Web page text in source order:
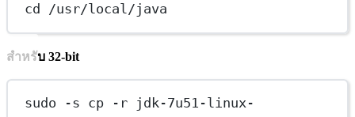
cd /usr/local/java
สำหรับ 32-bit
sudo -s cp -r jdk-7u51-linux-